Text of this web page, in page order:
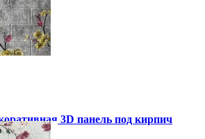
3D панель под кирпич
(6233-3)